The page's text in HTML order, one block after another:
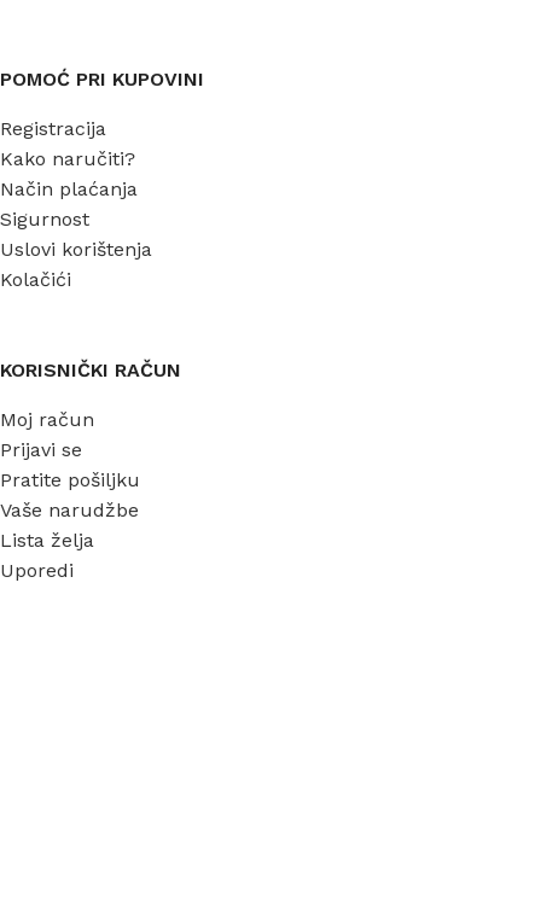
POMOĆ PRI KUPOVINI
Registracija
Kako naručiti?
Način plaćanja
Sigurnost
Uslovi korištenja
Kolačići
KORISNIČKI RAČUN
Moj račun
Prijavi se
Pratite pošiljku
Vaše narudžbe
Lista želja
Uporedi